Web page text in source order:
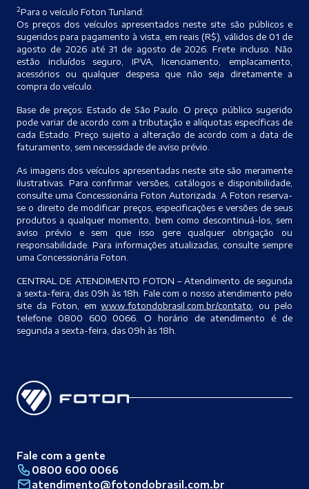
2Para o veículo Foton Tunland:
Os preços dos veículos apresentados neste site são públicos e
sugeridos para pagamento à vista, em reais (R$), válidos de 01 de
agosto de 2026 até 31 de agosto de 2026. Frete incluso. Não
estão incluídos seguro, IPVA, licenciamento, emplacamento,
acessórios ou qualquer despesa que não seja diretamente a
compra do veículo.
Base de preços: Estado de São Paulo. O preço público sugerido
pode variar de acordo com a tributação e alíquotas específicas de
cada Estado. Preço sujeito a alteração de acordo com a data de
faturamento, sem necessidade de aviso prévio.
As imagens dos veículos apresentadas neste site são meramente
ilustrativas. Para confirmar versões, catálogos e disponibilidade,
consulte uma Concessionária Foton Autorizada. A Foton reserva-
se o direito de modificar preços, especificações e versões de seus
produtos a qualquer momento, bem como descontinuá-los, sem
aviso prévio e sem que isso gere qualquer obrigação ou
responsabilidade. Para informações atualizadas, consulte sempre
uma Concessionária Foton.
CENTRAL DE ATENDIMENTO FOTON – Atendimento de segunda
a sexta-feira, das 09h às 18h. Fale com o nosso atendimento pelo
site da Foton, emwww.fotondobrasil.com.br/contato , ou pelo
telefone 0800 600 0066. O horário de atendimento é de
segunda a sexta-feira, das 09h às 18h.
Fale com a gente
0800 600 0066
atendimento@fotondobrasil.com.br